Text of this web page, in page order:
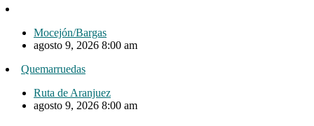
Mocejón/Bargas
agosto 9, 2026 8:00 am
Quemarruedas
Ruta de Aranjuez
agosto 9, 2026 8:00 am